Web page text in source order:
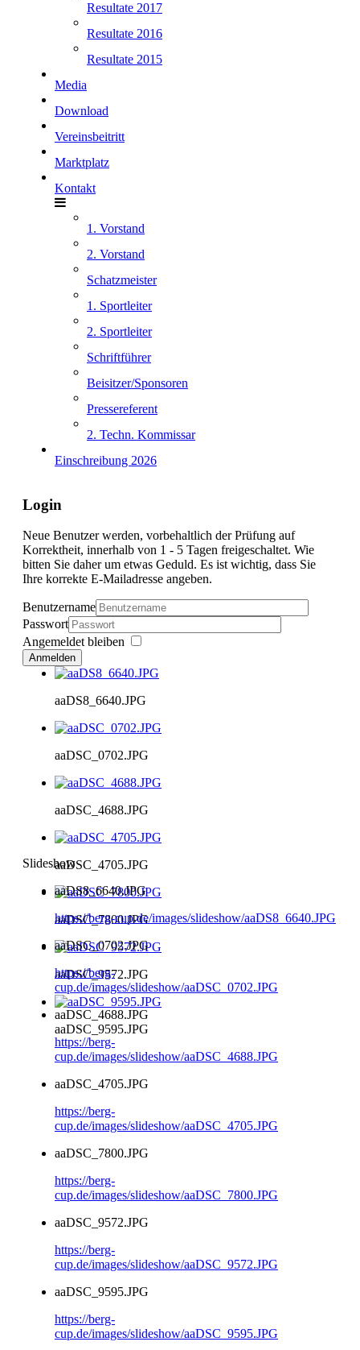
Resultate 2017
Resultate 2016
Resultate 2015
Media
Download
Vereinsbeitritt
Marktplatz
Kontakt
1. Vorstand
2. Vorstand
Schatzmeister
1. Sportleiter
2. Sportleiter
Schriftführer
Beisitzer/Sponsoren
Pressereferent
2. Techn. Kommissar
Einschreibung 2026
Login
Neue Benutzer werden, vorbehaltlich der Prüfung auf
Korrektheit, innerhalb von 1 - 5 Tagen freigeschaltet. Wie
bitten Sie daher um etwas Geduld. Es ist wichtig, dass Sie
Ihre korrekte E-Mailadresse angeben.
Benutzername
Passwort
Angemeldet bleiben
Anmelden
aaDS8_6640.JPG
aaDSC_0702.JPG
aaDSC_4688.JPG
aaDSC_4705.JPG
aaDSC_7800.JPG
aaDSC_9572.JPG
aaDSC_9595.JPG
Slideshow
aaDS8_6640.JPG
https://berg-cup.de/images/slideshow/aaDS8_6640.JPG
aaDSC_0702.JPG
https://berg-
cup.de/images/slideshow/aaDSC_0702.JPG
aaDSC_4688.JPG
https://berg-
cup.de/images/slideshow/aaDSC_4688.JPG
aaDSC_4705.JPG
https://berg-
cup.de/images/slideshow/aaDSC_4705.JPG
aaDSC_7800.JPG
https://berg-
cup.de/images/slideshow/aaDSC_7800.JPG
aaDSC_9572.JPG
https://berg-
cup.de/images/slideshow/aaDSC_9572.JPG
aaDSC_9595.JPG
https://berg-
cup.de/images/slideshow/aaDSC_9595.JPG